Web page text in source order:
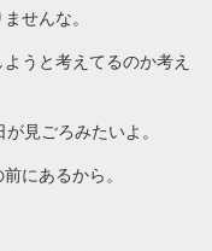
せんな。
うと考えてるのか考え
見ごろみたいよ。
にあるから。